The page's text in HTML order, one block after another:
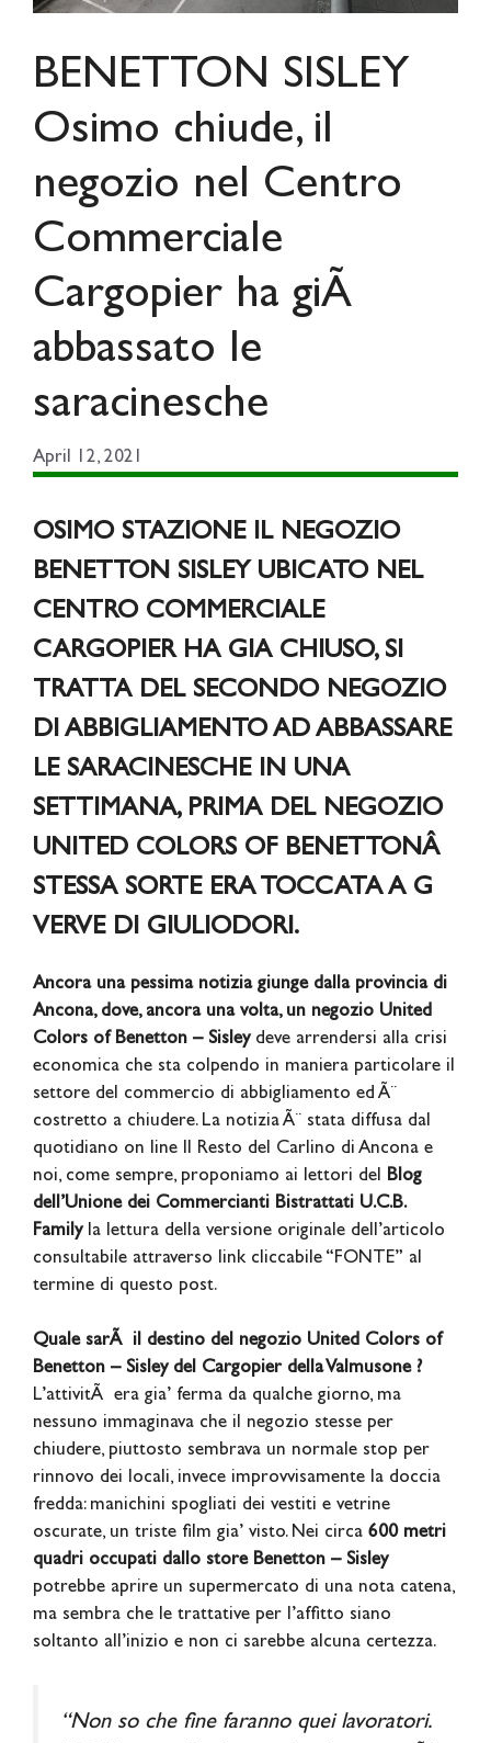
BENETTON SISLEY
Osimo chiude, il
negozio nel Centro
Commerciale
Cargopier ha giÃ
abbassato le
saracinesche
April 12, 2021
OSIMO STAZIONE IL NEGOZIO
BENETTON SISLEY UBICATO NEL
CENTRO COMMERCIALE
CARGOPIER HA GIA CHIUSO, SI
TRATTA DEL SECONDO NEGOZIO
DI ABBIGLIAMENTO AD ABBASSARE
LE SARACINESCHE IN UNA
SETTIMANA, PRIMA DEL NEGOZIO
UNITED COLORS OF BENETTONÂ
STESSA SORTE ERA TOCCATA A G
VERVE DI GIULIODORI.
Ancora una pessima notizia giunge dalla provincia di
Ancona, dove, ancora una volta, un negozio United
Colors of Benetton – Sisleydeve arrendersi alla crisi
economica che sta colpendo in maniera particolare il
settore del commercio di abbigliamento ed Ã¨
costretto a chiudere. La notizia Ã¨ stata diffusa dal
quotidiano on line Il Resto del Carlino di Ancona e
noi, come sempre, proponiamo ai lettori del Blog
dell’Unione dei Commercianti Bistrattati U.C.B.
Familyla lettura della versione originale dell’articolo
consultabile attraverso link cliccabile “FONTE” al
termine di questo post.
Quale sarÃ il destino del negozio United Colors of
Benetton – Sisley del Cargopier della Valmusone ?
L’attivitÃ era gia’ ferma da qualche giorno, ma
nessuno immaginava che il negozio stesse per
chiudere, piuttosto sembrava un normale stop per
rinnovo dei locali, invece improvvisamente la doccia
fredda: manichini spogliati dei vestiti e vetrine
oscurate, un triste film gia’ visto. Nei circa 600 metri
quadri occupati dallo store Benetton – Sisley
potrebbe aprire un supermercato di una nota catena,
ma sembra che le trattative per l’affitto siano
soltanto all’inizio e non ci sarebbe alcuna certezza.
“Non so che fine faranno quei lavoratori.